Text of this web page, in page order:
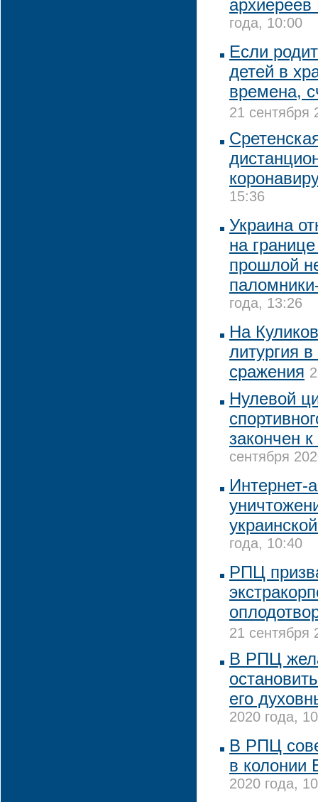
года, 10:00
Если
детей в
времена,
21 сентября
15:36
Украина
на
прошлой
года, 13:26
На
литургия
сражения
Нулевой
закончен
сентября
Интернет-
года, 10:40
РПЦ
21 сентября
В РПЦ
его
2020 года,
В РПЦ
в колонии
2020 года,